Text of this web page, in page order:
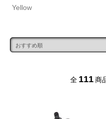
Yellow
全 111 商